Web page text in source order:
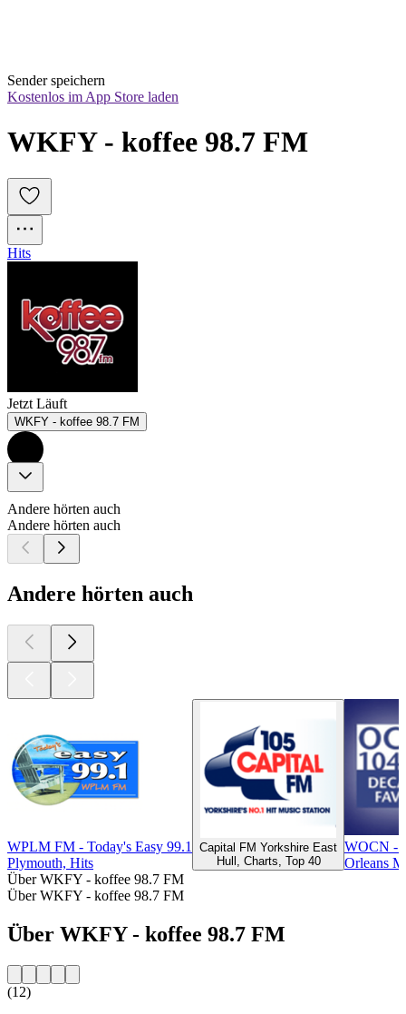
Sender speichern
Kostenlos im App Store laden
WKFY - koffee 98.7 FM
Hits
Jetzt Läuft
WKFY - koffee 98.7 FM
Andere hörten auch
Andere hörten auch
Andere hörten auch
WPLM FM - Today's Easy 99.1
Plymouth, Hits
Capital FM Yorkshire East
Hull, Charts, Top 40
WOCN -
Orleans
Über WKFY - koffee 98.7 FM
Über WKFY - koffee 98.7 FM
Über WKFY - koffee 98.7 FM
(12)